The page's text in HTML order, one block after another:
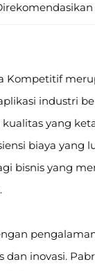
Kompetitif
industri
yang
biaya yang
bisnis yang
inovasi.